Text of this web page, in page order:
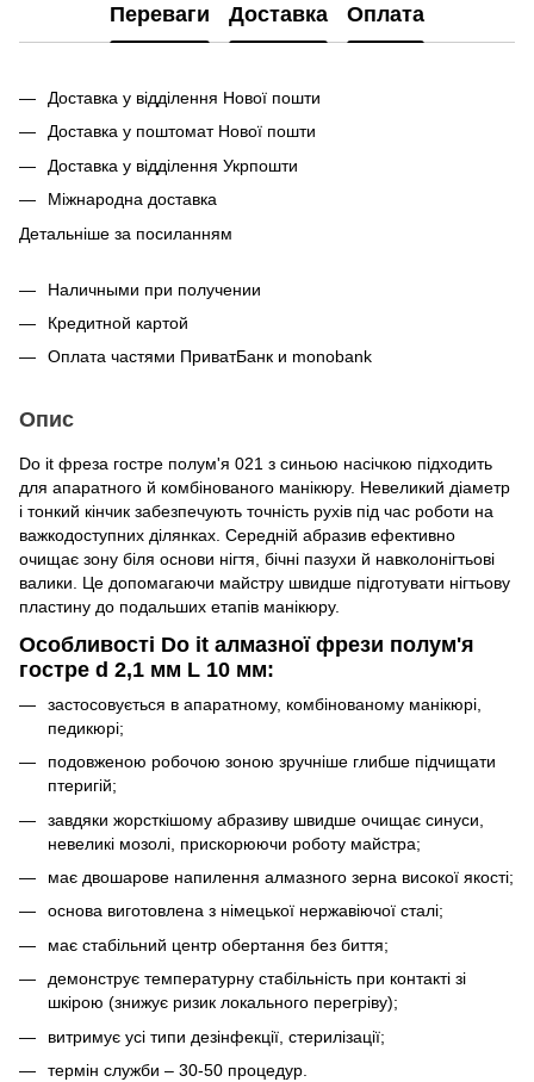
Переваги Доставка Оплата
Доставка у відділення Нової пошти
Доставка у поштомат Нової пошти
Доставка у відділення Укрпошти
Міжнародна доставка
Детальніше за посиланням
Наличными при получении
Кредитной картой
Оплата частями ПриватБанк и monobank
Опис
Do it фреза гостре полум'я 021 з синьою насічкою підходить
для апаратного й комбінованого манікюру. Невеликий діаметр
і тонкий кінчик забезпечують точність рухів під час роботи на
важкодоступних ділянках. Середній абразив ефективно
очищає зону біля основи нігтя, бічні пазухи й навколонігтьові
валики. Це допомагаючи майстру швидше підготувати нігтьову
пластину до подальших етапів манікюру.
Особливості Do it алмазної фрези полум'я
гостре d 2,1 мм L 10 мм:
застосовується в апаратному, комбінованому манікюрі,
педикюрі;
подовженою робочою зоною зручніше глибше підчищати
птеригій;
завдяки жорсткішому абразиву швидше очищає синуси,
невеликі мозолі, прискорюючи роботу майстра;
має двошарове напилення алмазного зерна високої якості;
основа виготовлена з німецької нержавіючої сталі;
має стабільний центр обертання без биття;
демонструє температурну стабільність при контакті зі
шкірою (знижує ризик локального перегріву);
витримує усі типи дезінфекції, стерилізації;
термін служби – 30-50 процедур.